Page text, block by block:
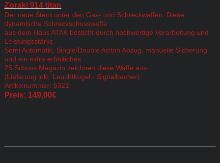
Zoraki 914 titan
Der neue Stern unter den Gas- und Schreckwaffen. Diese
dynamische Schreckschusswaffe
aus dem Haus ATAK besticht durch hochwertige Verarbeitung und
Leistungsstärke.
Semi Automatik, Single/Double Aciton Abzug, manuelle Sicherung
und ein extra erhältiches
25 Schuss Magazin zeichnen diese Waffe aus.
(Lieferung inkl. Leuchtkugel - Signalbecher)
Artikelnummer: 5321
Preis: 149,00€